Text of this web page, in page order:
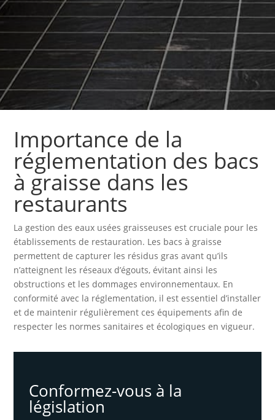
Importance de la
réglementation des bacs
à graisse dans les
restaurants
La gestion des eaux usées graisseuses est cruciale pour les
établissements de restauration. Les bacs à graisse
permettent de capturer les résidus gras avant qu’ils
n’atteignent les réseaux d’égouts, évitant ainsi les
obstructions et les dommages environnementaux. En
conformité avec la réglementation, il est essentiel d’installer
et de maintenir régulièrement ces équipements afin de
respecter les normes sanitaires et écologiques en vigueur.
Conformez-vous à la
législation